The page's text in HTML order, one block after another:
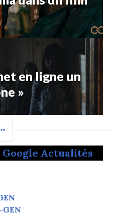
en ligne un
»
LATÉRALE
Google Actualités